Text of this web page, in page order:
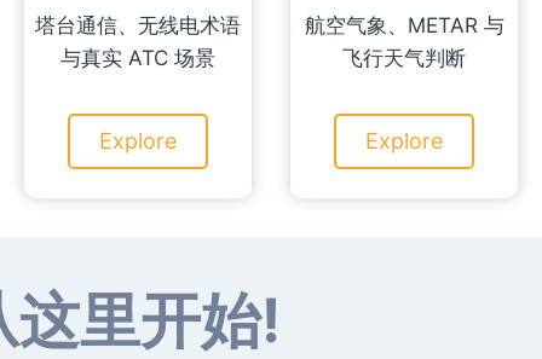
塔台通信、无线电术语
与真实 ATC 场景
Explore
航空气象、METAR 与
飞行天气判断
Explore
这里开始!